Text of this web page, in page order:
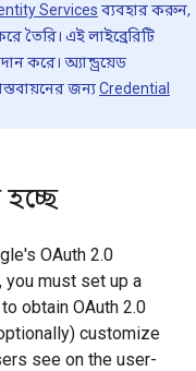
Services ব্যবহার করুন,
তৈরি। এই লাইব্রেরিটি
করে। অ্যান্ড্রয়েড
জন্যCredential
OAuth 2.0
must set up a
to obtain OAuth 2.0
customize
see on the user-